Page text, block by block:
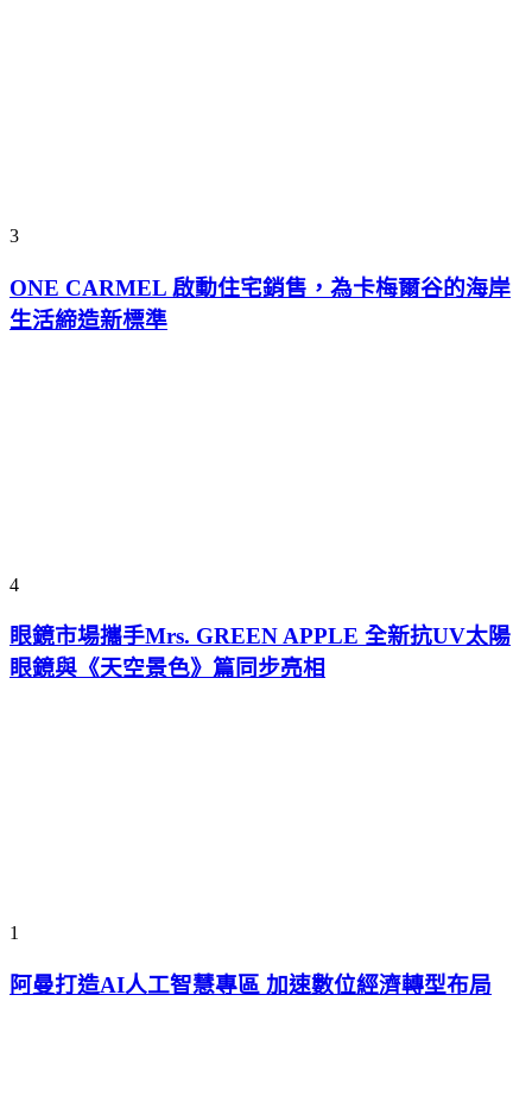
3
ONE CARMEL 啟動住宅銷售，為卡梅爾谷的海岸
生活締造新標準
4
眼鏡市場攜手Mrs. GREEN APPLE 全新抗UV太陽
眼鏡與《天空景色》篇同步亮相
1
阿曼打造AI人工智慧專區 加速數位經濟轉型布局